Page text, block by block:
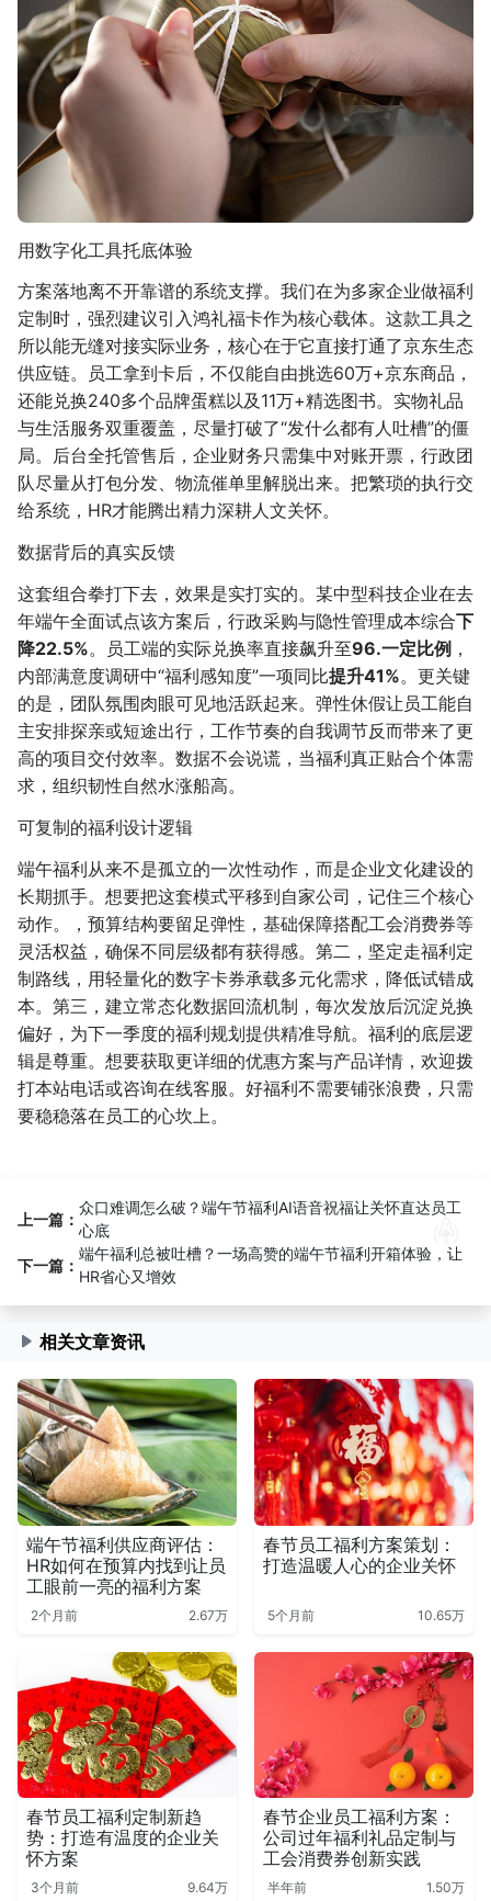
用数字化工具托底体验
方案落地离不开靠谱的系统支撑。我们在为多家企业做福利
定制时，强烈建议引入鸿礼福卡作为核心载体。这款工具之
所以能无缝对接实际业务，核心在于它直接打通了京东生态
供应链。员工拿到卡后，不仅能自由挑选60万+京东商品，
还能兑换240多个品牌蛋糕以及11万+精选图书。实物礼品
与生活服务双重覆盖，尽量打破了“发什么都有人吐槽”的僵
局。后台全托管售后，企业财务只需集中对账开票，行政团
队尽量从打包分发、物流催单里解脱出来。把繁琐的执行交
给系统，HR才能腾出精力深耕人文关怀。
数据背后的真实反馈
这套组合拳打下去，效果是实打实的。某中型科技企业在去
年端午全面试点该方案后，行政采购与隐性管理成本综合下
降22.5%。员工端的实际兑换率直接飙升至96.一定比例 ，
内部满意度调研中“福利感知度”一项同比提升41%。更关键
的是，团队氛围肉眼可见地活跃起来。弹性休假让员工能自
主安排探亲或短途出行，工作节奏的自我调节反而带来了更
高的项目交付效率。数据不会说谎，当福利真正贴合个体需
求，组织韧性自然水涨船高。
可复制的福利设计逻辑
端午福利从来不是孤立的一次性动作，而是企业文化建设的
长期抓手。想要把这套模式平移到自家公司，记住三个核心
动作。，预算结构要留足弹性，基础保障搭配工会消费券等
灵活权益，确保不同层级都有获得感。第二，坚定走福利定
制路线，用轻量化的数字卡券承载多元化需求，降低试错成
本。第三，建立常态化数据回流机制，每次发放后沉淀兑换
偏好，为下一季度的福利规划提供精准导航。福利的底层逻
辑是尊重。想要获取更详细的优惠方案与产品详情，欢迎拨
打本站电话或咨询在线客服。好福利不需要铺张浪费，只需
要稳稳落在员工的心坎上。
上一篇：
众口难调怎么破？端午节福利AI语音祝福让关怀直达员工
心底
下一篇：
端午福利总被吐槽？一场高赞的端午节福利开箱体验，让
HR省心又增效
相关文章资讯
端午节福利供应商评估：
HR如何在预算内找到让员
工眼前一亮的福利方案
2个月前 2.67万
春节员工福利方案策划：
打造温暖人心的企业关怀
5个月前 10.65万
春节员工福利定制新趋
势：打造有温度的企业关
怀方案
3个月前 9.64万
春节企业员工福利方案：
公司过年福利礼品定制与
工会消费券创新实践
半年前 1.50万